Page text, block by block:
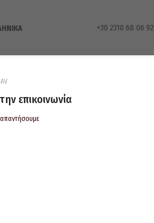
+30 2310 68 06 92
επικοινωνία